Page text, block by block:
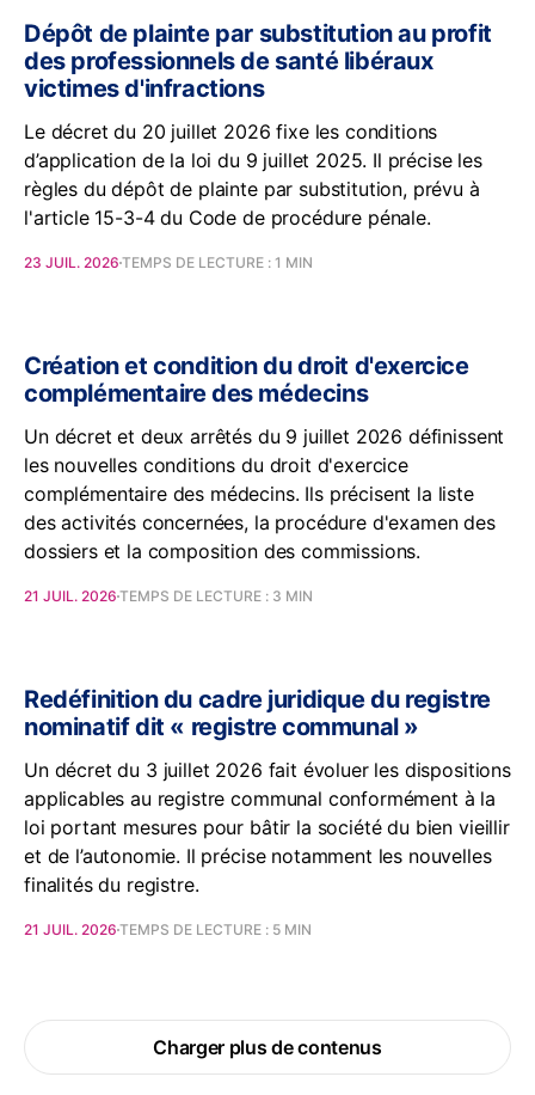
Dépôt de plainte par substitution au profit
des professionnels de santé libéraux
victimes d'infractions
Le décret du 20 juillet 2026 fixe les conditions
d’application de la loi du 9 juillet 2025. Il précise les
règles du dépôt de plainte par substitution, prévu à
l'article 15-3-4 du Code de procédure pénale.
23 JUIL. 2026 TEMPS DE LECTURE : 1 MIN
Création et condition du droit d'exercice
complémentaire des médecins
Un décret et deux arrêtés du 9 juillet 2026 définissent
les nouvelles conditions du droit d'exercice
complémentaire des médecins. Ils précisent la liste
des activités concernées, la procédure d'examen des
dossiers et la composition des commissions.
21 JUIL. 2026 TEMPS DE LECTURE : 3 MIN
Redéfinition du cadre juridique du registre
nominatif dit « registre communal »
Un décret du 3 juillet 2026 fait évoluer les dispositions
applicables au registre communal conformément à la
loi portant mesures pour bâtir la société du bien vieillir
et de l’autonomie. Il précise notamment les nouvelles
finalités du registre.
21 JUIL. 2026 TEMPS DE LECTURE : 5 MIN
Charger plus de contenus